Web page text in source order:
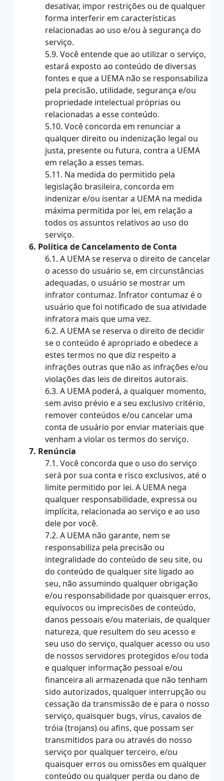
desativar, impor restrições ou de qualquer
forma interferir em características
relacionadas ao uso e/ou à segurança do
serviço.
5.9. Você entende que ao utilizar o serviço,
estará exposto ao conteúdo de diversas
fontes e que a UEMA não se responsabiliza
pela precisão, utilidade, segurança e/ou
propriedade intelectual próprias ou
relacionadas a esse conteúdo.
5.10. Você concorda em renunciar a
qualquer direito ou indenização legal ou
justa, presente ou futura, contra a UEMA
em relação a esses temas.
5.11. Na medida do permitido pela
legislação brasileira, concorda em
indenizar e/ou isentar a UEMA na medida
máxima permitida por lei, em relação a
todos os assuntos relativos ao uso do
serviço.
6. Política de Cancelamento de Conta
6.1. A UEMA se reserva o direito de cancelar
o acesso do usuário se, em circunstâncias
adequadas, o usuário se mostrar um
infrator contumaz. Infrator contumaz é o
usuário que foi notificado de sua atividade
infratora mais que uma vez.
6.2. A UEMA se reserva o direito de decidir
se o conteúdo é apropriado e obedece a
estes termos no que diz respeito a
infrações outras que não as infrações e/ou
violações das leis de direitos autorais.
6.3. A UEMA poderá, a qualquer momento,
sem aviso prévio e a seu exclusivo critério,
remover conteúdos e/ou cancelar uma
conta de usuário por enviar materiais que
venham a violar os termos do serviço.
7. Renúncia
7.1. Você concorda que o uso do serviço
será por sua conta e risco exclusivos, até o
limite permitido por lei. A UEMA nega
qualquer responsabilidade, expressa ou
implícita, relacionada ao serviço e ao uso
dele por você.
7.2. A UEMA não garante, nem se
responsabiliza pela precisão ou
integralidade do conteúdo de seu site, ou
do conteúdo de qualquer site ligado ao
seu, não assumindo qualquer obrigação
e/ou responsabilidade por quaisquer erros,
equívocos ou imprecisões de conteúdo,
danos pessoais e/ou materiais, de qualquer
natureza, que resultem do seu acesso e
seu uso do serviço, qualquer acesso ou uso
de nossos servidores protegidos e/ou toda
e qualquer informação pessoal e/ou
financeira ali armazenada que não tenham
sido autorizados, qualquer interrupção ou
cessação da transmissão de e para o nosso
serviço, quaisquer bugs, vírus, cavalos de
tróia (trojans) ou afins, que possam ser
transmitidos para ou através do nosso
serviço por qualquer terceiro, e/ou
quaisquer erros ou omissões em qualquer
conteúdo ou qualquer perda ou dano de